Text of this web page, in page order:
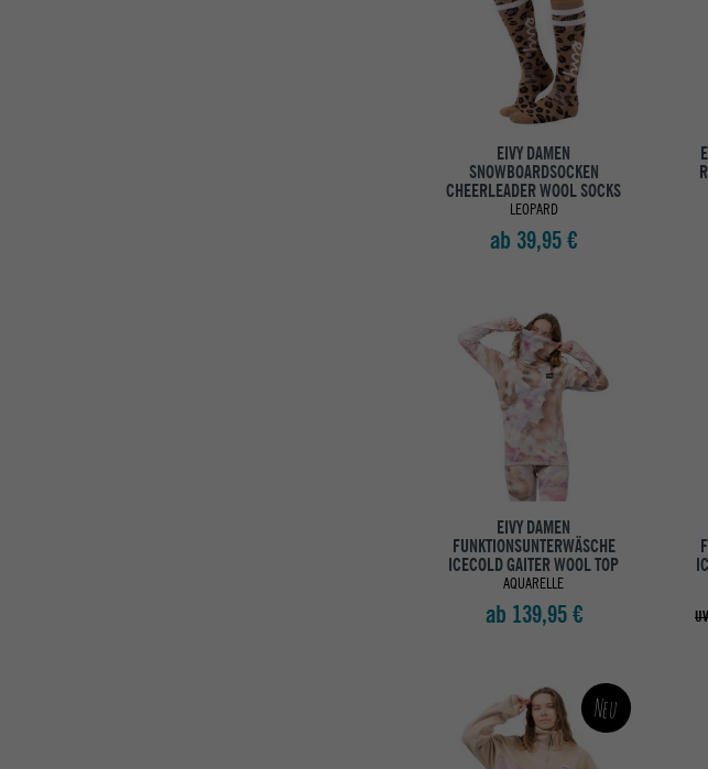
EIVY DAMEN
SNOWBOARDSOCKEN
CHEERLEADER WOOL SOCKS
LEOPARD
ab 39,95 €
EIVY DAMEN
FUNKTIONSUNTERWÄSCHE
ICECOLD GAITER WOOL TOP
AQUARELLE
ab 139,95 €
Neu